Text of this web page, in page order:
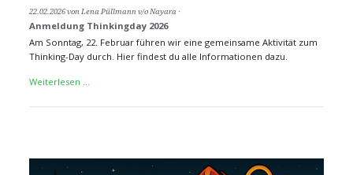
22.02.2026von Lena Püllmann v/o Nayara
Anmeldung Thinkingday 2026
Am Sonntag, 22. Februar führen wir eine gemeinsame Aktivität zum
Thinking-Day durch. Hier findest du alle Informationen dazu.
Weiterlesen …
2026